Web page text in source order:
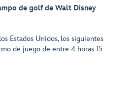
de golf de Walt Disney
Estados Unidos, los siguientes
de juego de entre 4 horas 15